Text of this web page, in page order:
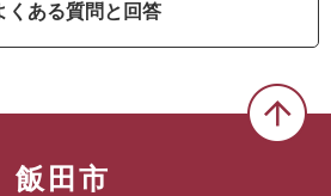
くある質問と回答
飯田市